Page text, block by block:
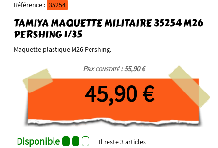
Référence : 35254
TAMIYA MAQUETTE MILITAIRE 35254 M26
PERSHING 1/35
Maquette plastique M26 Pershing.
Prix constaté : 55,90 €
45,90 €
Disponible Il reste3articles